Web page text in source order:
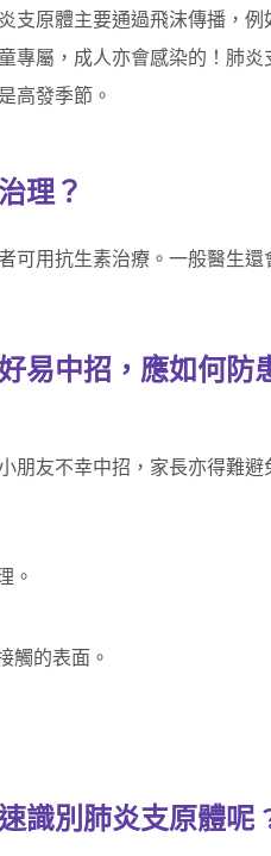
支原體主要通過飛沫傳播，例
專屬，成人亦會感染的！肺炎
高發季節。
理？
可用抗生素治療。一般醫生還
易中招，應如何防
朋友不幸中招，家長亦得難避
。
觸的表面。
識別肺炎支原體呢